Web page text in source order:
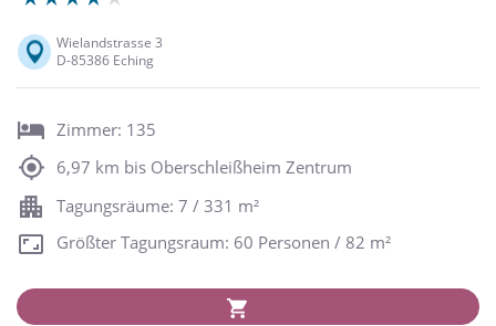
Wielandstrasse 3
D-85386 Eching
Zimmer: 135
6,97 km bis Oberschleißheim Zentrum
Tagungsräume: 7 / 331 m²
Größter Tagungsraum: 60 Personen / 82 m²